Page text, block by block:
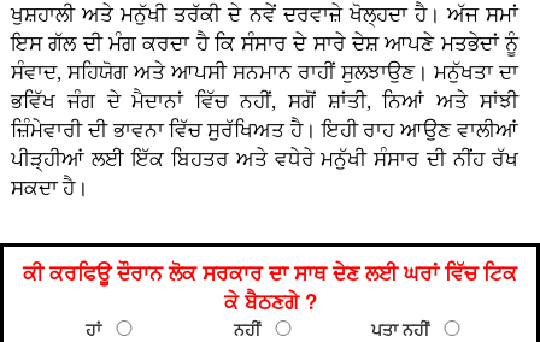
ਖੁਸ਼ਹਾਲੀ ਅਤੇ ਮਨੁੱਖੀ ਤਰੱਕੀ ਦੇ ਨਵੇਂ ਦਰਵਾਜ਼ੇ ਖੋਲ੍ਹਦਾ ਹੈ। ਅੱਜ ਸਮਾਂ
ਇਸ ਗੱਲ ਦੀ ਮੰਗ ਕਰਦਾ ਹੈ ਕਿ ਸੰਸਾਰ ਦੇ ਸਾਰੇ ਦੇਸ਼ ਆਪਣੇ ਮਤਭੇਦਾਂ ਨੂੰ
ਸੰਵਾਦ, ਸਹਿਯੋਗ ਅਤੇ ਆਪਸੀ ਸਨਮਾਨ ਰਾਹੀਂ ਸੁਲਝਾਉਣ। ਮਨੁੱਖਤਾ ਦਾ
ਭਵਿੱਖ ਜੰਗ ਦੇ ਮੈਦਾਨਾਂ ਵਿੱਚ ਨਹੀਂ, ਸਗੋਂ ਸ਼ਾਂਤੀ, ਨਿਆਂ ਅਤੇ ਸਾਂਝੀ
ਜ਼ਿੰਮੇਵਾਰੀ ਦੀ ਭਾਵਨਾ ਵਿੱਚ ਸੁਰੱਖਿਅਤ ਹੈ। ਇਹੀ ਰਾਹ ਆਉਣ ਵਾਲੀਆਂ
ਪੀੜ੍ਹੀਆਂ ਲਈ ਇੱਕ ਬਿਹਤਰ ਅਤੇ ਵਧੇਰੇ ਮਨੁੱਖੀ ਸੰਸਾਰ ਦੀ ਨੀਂਹ ਰੱਖ
ਸਕਦਾ ਹੈ।
ਕੀ ਕਰਫਿਊ ਦੌਰਾਨ ਲੋਕ ਸਰਕਾਰ ਦਾ ਸਾਥ ਦੇਣ ਲਈ ਘਰਾਂ ਵਿੱਚ ਟਿਕ
ਕੇ ਬੈਠਣਗੇ ?
ਹਾਂ ਨਹੀਂ ਪਤਾ ਨਹੀਂ